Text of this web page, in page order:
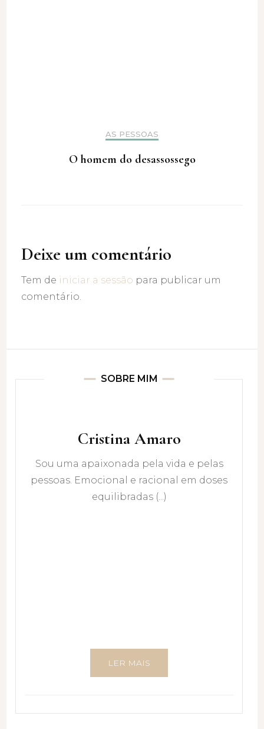
AS PESSOAS
O homem do desassossego
Deixe um comentário
Tem de iniciar a sessão para publicar um
comentário.
SOBRE MIM
Cristina Amaro
Sou uma apaixonada pela vida e pelas
pessoas. Emocional e racional em doses
equilibradas (...)
LER MAIS